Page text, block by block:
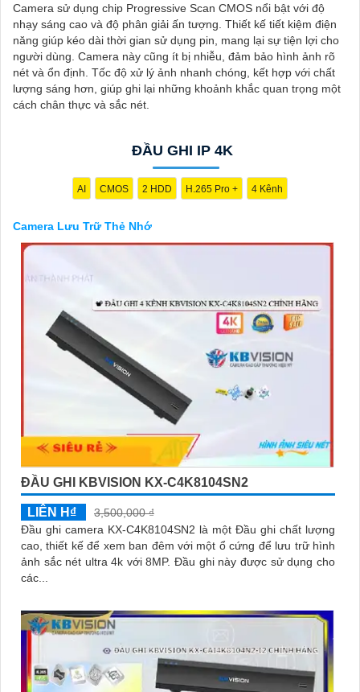
mật cao. Với tính năng ghi hình liên tục, khả năng mở rộng lưu
trữ và dễ dàng truy cập dữ liệu, đây là một option hoàn hảo cho
nhiều nhu cầu sử dụng khác nhau.
Camera sử dụng chip Progressive Scan CMOS nổi bật với độ
nhạy sáng cao và độ phân giải ấn tượng. Thiết kế tiết kiệm điện
năng giúp kéo dài thời gian sử dụng pin, mang lại sự tiện lợi cho
người dùng. Camera này cũng ít bị nhiễu, đảm bảo hình ảnh rõ
nét và ổn định. Tốc độ xử lý ảnh nhanh chóng, kết hợp với chất
lượng sáng hơn, giúp ghi lại những khoảnh khắc quan trọng một
cách chân thực và sắc nét.
ĐẦU GHI IP 4K
AI CMOS 2 HDD H.265 Pro + 4 Kênh
Camera Lưu Trữ Thẻ Nhớ
ĐẦU GHI KBVISION KX-C4K8104SN2
LIÊN H₫
3,500,000 ₫
Đầu ghi camera KX-C4K8104SN2 là một Đầu ghi chất lượng
cao, thiết kế để xem ban đêm với một ổ cứng để lưu trữ hình
ảnh sắc nét ultra 4k với 8MP. Đầu ghi này được sử dụng cho
các...